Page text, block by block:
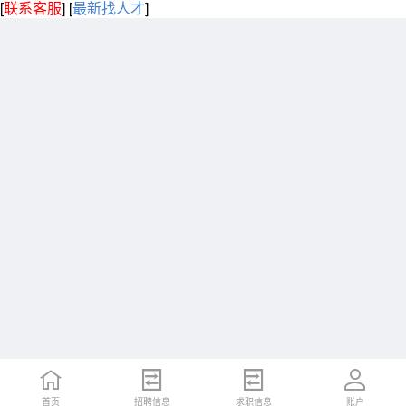
[联系客服] [最新找人才]
首页 招聘信息 求职信息 账户